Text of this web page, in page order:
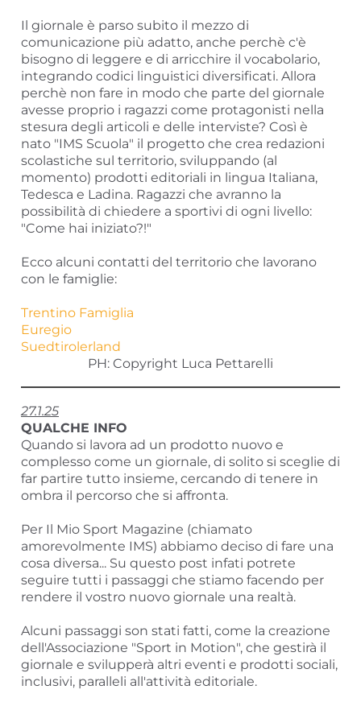
Il giornale è parso subito il mezzo di
comunicazione più adatto, anche perchè c'è
bisogno di leggere e di arricchire il vocabolario,
integrando codici linguistici diversificati. Allora
perchè non fare in modo che parte del giornale
avesse proprio i ragazzi come protagonisti nella
stesura degli articoli e delle interviste? Così è
nato "IMS Scuola" il progetto che crea redazioni
scolastiche sul territorio, sviluppando (al
momento) prodotti editoriali in lingua Italiana,
Tedesca e Ladina. Ragazzi che avranno la
possibilità di chiedere a sportivi di ogni livello:
"Come hai iniziato?!"
Ecco alcuni contatti del territorio che lavorano
con le famiglie:
Trentino Famiglia
Euregio
Suedtirolerland
PH: Copyright Luca Pettarelli
27.1.25
QUALCHE INFO
Quando si lavora ad un prodotto nuovo e
complesso come un giornale, di solito si sceglie di
far partire tutto insieme, cercando di tenere in
ombra il percorso che si affronta.
Per Il Mio Sport Magazine (chiamato
amorevolmente IMS) abbiamo deciso di fare una
cosa diversa... Su questo post infati potrete
seguire tutti i passaggi che stiamo facendo per
rendere il vostro nuovo giornale una realtà.
Alcuni passaggi son stati fatti, come la creazione
dell'Associazione "Sport in Motion", che gestirà il
giornale e svilupperà altri eventi e prodotti sociali,
inclusivi, paralleli all'attività editoriale.